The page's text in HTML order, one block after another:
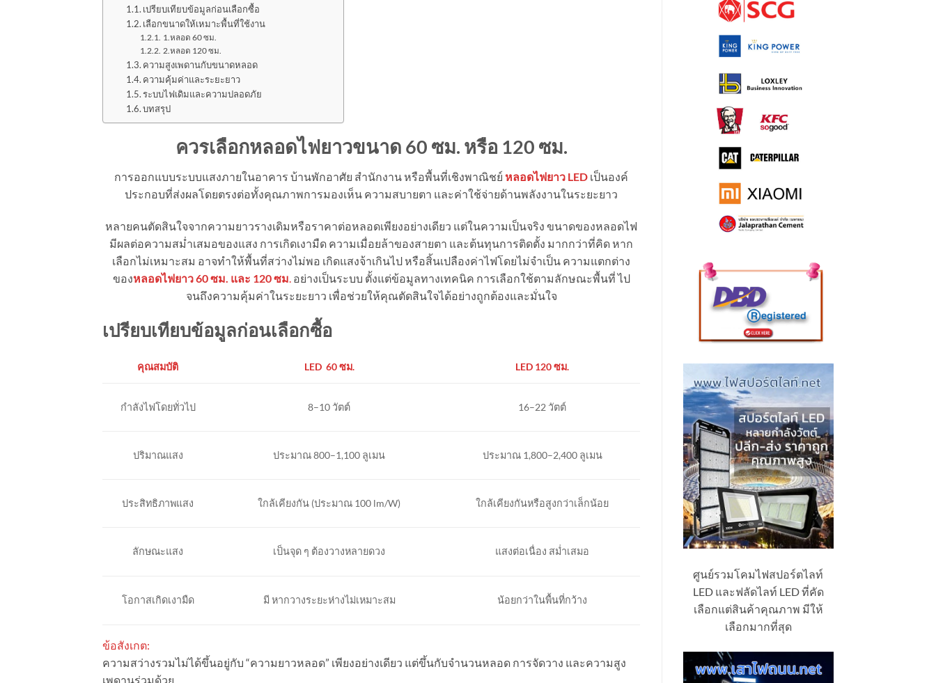
เปรียบเทียบข้อมูลก่อนเลือกซื้อ
เลือกขนาดให้เหมาะพื้นที่ใช้งาน
1.หลอด 60 ซม.
2.หลอด 120 ซม.
ความสูงเพดานกับขนาดหลอด
ความคุ้มค่าและระยะยาว
ระบบไฟเดิมและความปลอดภัย
บทสรุป
ควรเลือกหลอดไฟยาวขนาด 60 ซม. หรือ 120 ซม.
การออกแบบระบบแสงภายในอาคาร บ้านพักอาศัย สำนักงาน หรือพื้นที่เชิงพาณิชย์ หลอดไฟยาว LED เป็นองค์
ประกอบที่ส่งผลโดยตรงต่อทั้งคุณภาพการมองเห็น ความสบายตา และค่าใช้จ่ายด้านพลังงานในระยะยาว
หลายคนตัดสินใจจากความยาวรางเดิมหรือราคาต่อหลอดเพียงอย่างเดียว แต่ในความเป็นจริง ขนาดของหลอดไฟ
มีผลต่อความสม่ำเสมอของแสง การเกิดเงามืด ความเมื่อยล้าของสายตา และต้นทุนการติดตั้ง มากกว่าที่คิด หาก
เลือกไม่เหมาะสม อาจทำให้พื้นที่สว่างไม่พอ เกิดแสงจ้าเกินไป หรือสิ้นเปลืองค่าไฟโดยไม่จำเป็น ความแตกต่าง
ของหลอดไฟยาว 60 ซม. และ 120 ซม.อย่างเป็นระบบ ตั้งแต่ข้อมูลทางเทคนิค การเลือกใช้ตามลักษณะพื้นที่ ไป
จนถึงความคุ้มค่าในระยะยาว เพื่อช่วยให้คุณตัดสินใจได้อย่างถูกต้องและมั่นใจ
เปรียบเทียบข้อมูลก่อนเลือกซื้อ
คุณสมบัติ LED 60ซม. LED 120ซม.
กำลังไฟโดยทั่วไป 8–10 วัตต์ 16–22 วัตต์
ปริมาณแสง ประมาณ 800–1,100 ลูเมน ประมาณ 1,800–2,400 ลูเมน
ประสิทธิภาพแสง ใกล้เคียงกัน (ประมาณ 100 lm/W) ใกล้เคียงกันหรือสูงกว่าเล็กน้อย
ลักษณะแสง เป็นจุด ๆ ต้องวางหลายดวง แสงต่อเนื่อง สม่ำเสมอ
โอกาสเกิดเงามืด มี หากวางระยะห่างไม่เหมาะสม น้อยกว่าในพื้นที่กว้าง
ข้อสังเกต:
ความสว่างรวมไม่ได้ขึ้นอยู่กับ “ความยาวหลอด” เพียงอย่างเดียว แต่ขึ้นกับจำนวนหลอด การจัดวาง และความสูง
เพดานร่วมด้วย
ศูนย์รวมโคมไฟสปอร์ตไลท์
LED และฟลัดไลท์ LED ที่คัด
เลือกแต่สินค้าคุณภาพ มีให้
เลือกมากที่สุด